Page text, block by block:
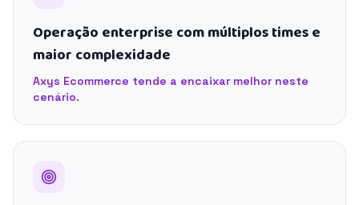
Operação enterprise com múltiplos times e
maior complexidade
Axys Ecommerce tende a encaixar melhor neste
cenário.